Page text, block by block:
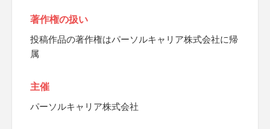
著作権の扱い
投稿作品の著作権はパーソルキャリア株式会社に帰
属
主催
パーソルキャリア株式会社